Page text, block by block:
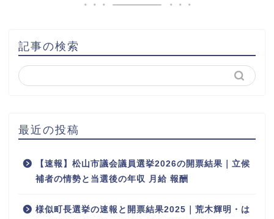
記事の検索
最近の投稿
【速報】松山市議会議員選挙2026の開票結果｜立候
補者の情勢と当選後の年収 月給 報酬
様似町長選挙の速報と開票結果2025｜荒木輝明・は